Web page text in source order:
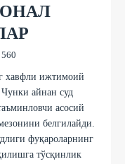
хавфли ижтимоий
айнан суд
асосий
белгилайди.
фуқароларнинг
тўсқинлик